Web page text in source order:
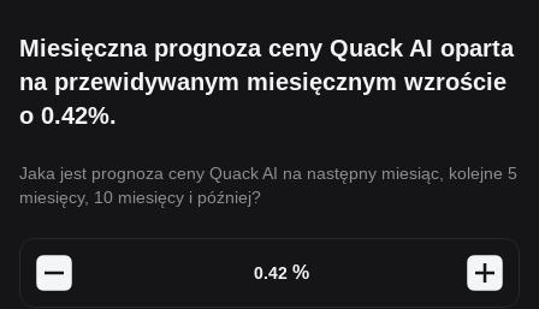
Miesięczna prognoza ceny Quack AI oparta
na przewidywanym miesięcznym wzroście
o 0.42%.
Jaka jest prognoza ceny Quack AI na następny miesiąc, kolejne 5
miesięcy, 10 miesięcy i później?
%